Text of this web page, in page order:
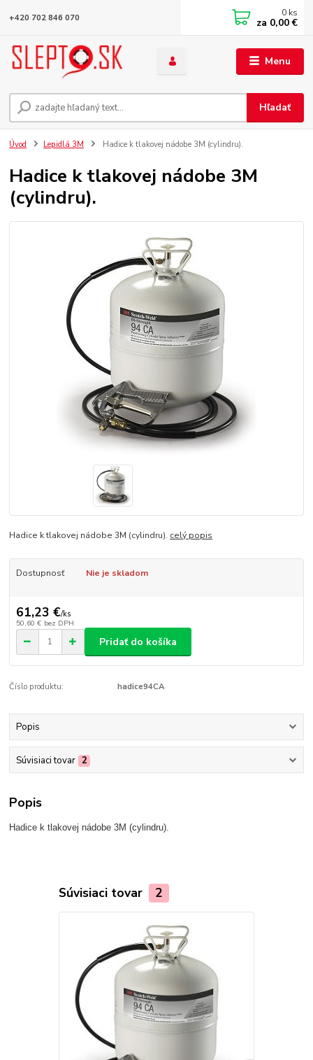
Menu
Hľadať
+420 702 846 070 0 ks
za 0,00 €
Úvod Lepidlá 3M Hadice k tlakovej nádobe 3M (cylindru).
Hadice k tlakovej nádobe 3M
(cylindru).
Hadice k tlakovej nádobe 3M (cylindru). celý popis
Dostupnosť Nie je skladom
61,23 €/ks
50,60 € bez DPH
Pridať do košíka
Číslo produktu: hadice94CA
Popis
Súvisiaci tovar 2
Popis
Hadice k tlakovej nádobe 3M (cylindru).
Súvisiaci tovar 2